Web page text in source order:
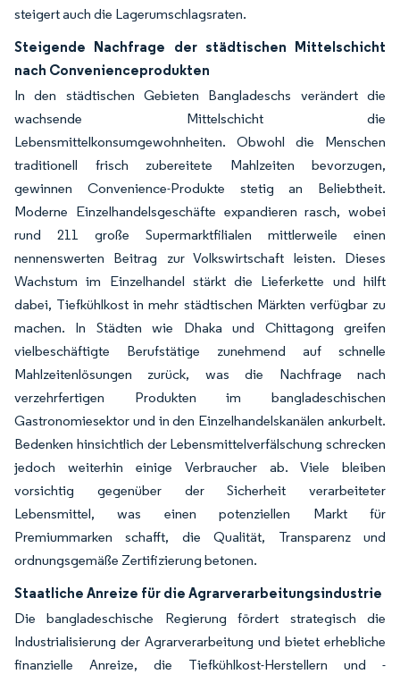
steigert auch die Lagerumschlagsraten.
Steigende Nachfrage der städtischen Mittelschicht
nach Convenienceprodukten
In den städtischen Gebieten Bangladeschs verändert die
wachsende Mittelschicht die
Lebensmittelkonsumgewohnheiten. Obwohl die Menschen
traditionell frisch zubereitete Mahlzeiten bevorzugen,
gewinnen Convenience-Produkte stetig an Beliebtheit.
Moderne Einzelhandelsgeschäfte expandieren rasch, wobei
rund 211 große Supermarktfilialen mittlerweile einen
nennenswerten Beitrag zur Volkswirtschaft leisten. Dieses
Wachstum im Einzelhandel stärkt die Lieferkette und hilft
dabei, Tiefkühlkost in mehr städtischen Märkten verfügbar zu
machen. In Städten wie Dhaka und Chittagong greifen
vielbeschäftigte Berufstätige zunehmend auf schnelle
Mahlzeitenlösungen zurück, was die Nachfrage nach
verzehrfertigen Produkten im bangladeschischen
Gastronomiesektor und in den Einzelhandelskanälen ankurbelt.
Bedenken hinsichtlich der Lebensmittelverfälschung schrecken
jedoch weiterhin einige Verbraucher ab. Viele bleiben
vorsichtig gegenüber der Sicherheit verarbeiteter
Lebensmittel, was einen potenziellen Markt für
Premiummarken schafft, die Qualität, Transparenz und
ordnungsgemäße Zertifizierung betonen.
Staatliche Anreize für die Agrarverarbeitungsindustrie
Die bangladeschische Regierung fördert strategisch die
Industrialisierung der Agrarverarbeitung und bietet erhebliche
finanzielle Anreize, die Tiefkühlkost-Herstellern und -